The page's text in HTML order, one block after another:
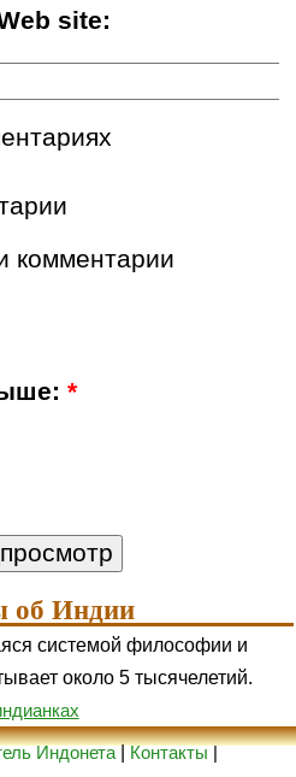
site:
комментарии
*
об Индии
системой философии и
около 5 тысячелетий.
Индонета|Контакты|